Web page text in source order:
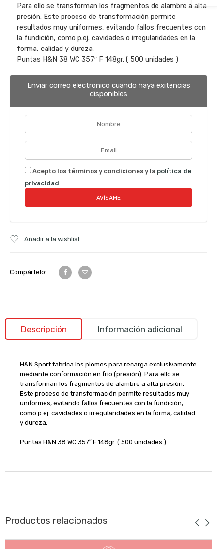
Para ello se transforman los fragmentos de alambre a alta
presión. Este proceso de transformación permite
resultados muy uniformes, evitando fallos frecuentes con
la fundición, como p.ej. cavidades o irregularidades en la
forma, calidad y dureza.
Puntas H&N 38 WC 357″ F 148gr. ( 500 unidades )
Enviar correo electrónico cuando haya exitencias
disponibles
Acepto los términos y condiciones y la política de
privacidad
Añadir a la wishlist
Compártelo:
Descripción Información adicional
H&N Sport fabrica los plomos para recarga exclusivamente
mediante conformación en frío (presión). Para ello se
transforman los fragmentos de alambre a alta presión.
Este proceso de transformación permite resultados muy
uniformes, evitando fallos frecuentes con la fundición,
como p.ej. cavidades o irregularidades en la forma, calidad
y dureza.
Puntas H&N 38 WC 357″ F 148gr. ( 500 unidades )
Productos relacionados